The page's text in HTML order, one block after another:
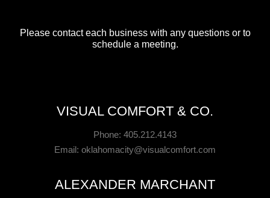
Please contact each business with any questions or to
schedule a meeting.
VISUAL COMFORT & CO.
Phone: 405.212.4143
Email: oklahomacity@visualcomfort.com
ALEXANDER MARCHANT